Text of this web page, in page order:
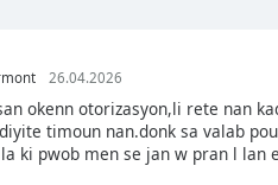
26.04.2026
okenn otorizasyon,li rete nan
timoun nan.donk sa valab
ki pwob men se jan w pran l lan